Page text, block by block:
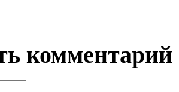
комментарий